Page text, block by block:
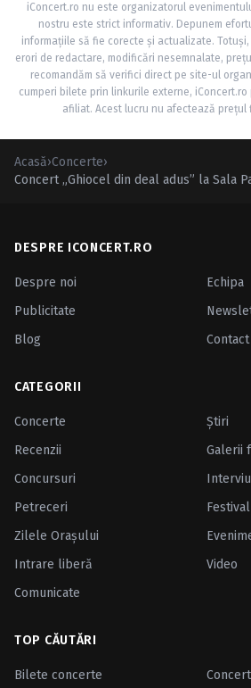
iConcert.ro nu este organizatorul
nostru este strict informativ. Depunem
informațiile să fie corecte și actualizate.
erori de redactare, modificări nesemnalate,
recomandăm să verifici direct pe site-ul
cumperi bilete prin linkurile externe,
afiliat. Acest lucru nu afectează
Acasă›Concerte›
Concert „Ghiocel din deal adus” la Sala
DESPRE ICONCERT.RO
Despre noi
Echipa
Publicitate
Blog
Contact
CATEGORII
Concerte
Ştiri
Recenzii
Galerii
Concursuri
Petreceri
Zilele Oraşului
Intrare liberă
Video
Comunicate
TOP CĂUTĂRI
Bilete concerte